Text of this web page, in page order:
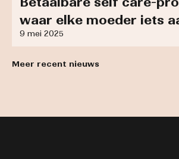
waar elke moeder iets
9 mei 2025
Meer recent nieuws